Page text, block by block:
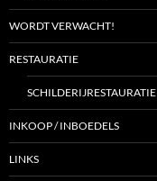
WORDT VERWACHT!
RESTAURATIE
SCHILDERIJRESTAURATIE
INKOOP / INBOEDELS
LINKS